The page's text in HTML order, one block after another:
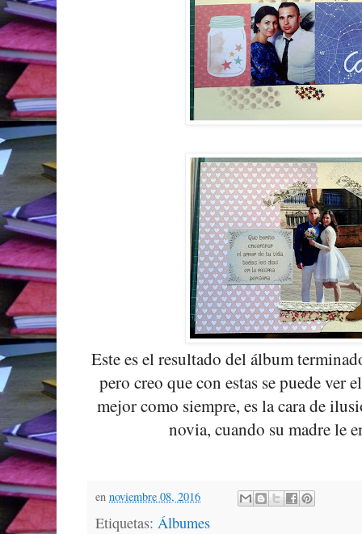
Este es el resultado del álbum
pero creo que con estas se puede ver
mejor como siempre, es la cara de
novia, cuando su madre le
en noviembre 08, 2016
Etiquetas: Álbumes